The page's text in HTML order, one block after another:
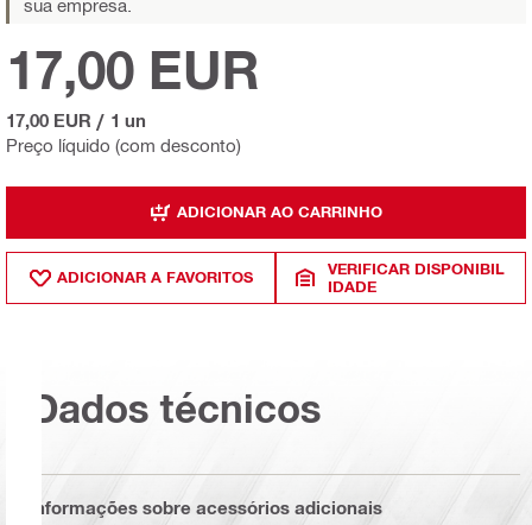
sua empresa.
Preço líquido (com desconto)
17,00 EUR
17,00 EUR / 1 un
ADICIONAR AO CARRINHO
ADICIONAR A FAVORITOS
VERIFICAR DISPONIBIL
IDADE
Dados técnicos
Informações sobre acessórios adicionais